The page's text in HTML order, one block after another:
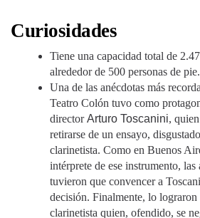
Curiosidades
Tiene una capacidad total de
alrededor de 500 personas de pie.
Una de las anécdotas más
Teatro Colón tuvo como
directorArturo Toscanini,
retirarse de un ensayo,
clarinetista. Como en Buenos
intérprete de ese instrumento,
tuvieron que convencer a
decisión. Finalmente, lo lograron
clarinetista quien, ofendido, se